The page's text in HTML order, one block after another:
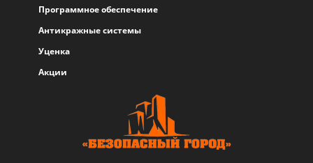
Программное обеспечение
Антикражные системы
Уценка
Акции